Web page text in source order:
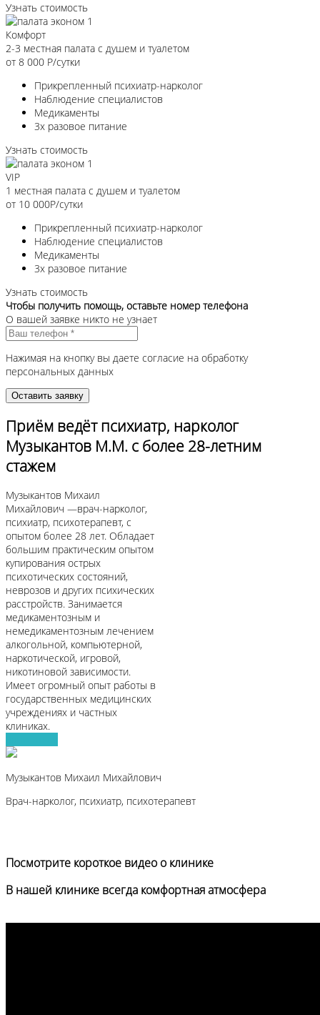
Узнать стоимость
Комфорт
2-3 местная палата с душем и туалетом
от 8 000 Р/сутки
Прикрепленный психиатр-нарколог
Наблюдение специалистов
Медикаменты
3х разовое питание
Узнать стоимость
VIP
1 местная палата с душем и туалетом
от 10 000Р/сутки
Прикрепленный психиатр-нарколог
Наблюдение специалистов
Медикаменты
3х разовое питание
Узнать стоимость
Чтобы получить помощь, оставьте номер телефона
О вашей заявке никто не узнает
Нажимая на кнопку вы даете согласие на обработку
персональных данных
Приём ведёт психиатр, нарколог
Музыкантов М.М. с более 28-летним
стажем
Музыкантов Михаил
Михайлович —врач-нарколог,
психиатр, психотерапевт, с
опытом более 28 лет. Обладает
большим практическим опытом
купирования острых
психотических состояний,
неврозов и других психических
расстройств. Занимается
медикаментозным и
немедикаментозным лечением
алкогольной, компьютерной,
наркотической, игровой,
никотиновой зависимости.
Имеет огромный опыт работы в
государственных медицинских
учреждениях и частных
клиниках.
Музыкантов Михаил Михайлович
Врач-нарколог, психиатр, психотерапевт
Посмотрите короткое видео о клинике
В нашей клинике всегда комфортная атмосфера